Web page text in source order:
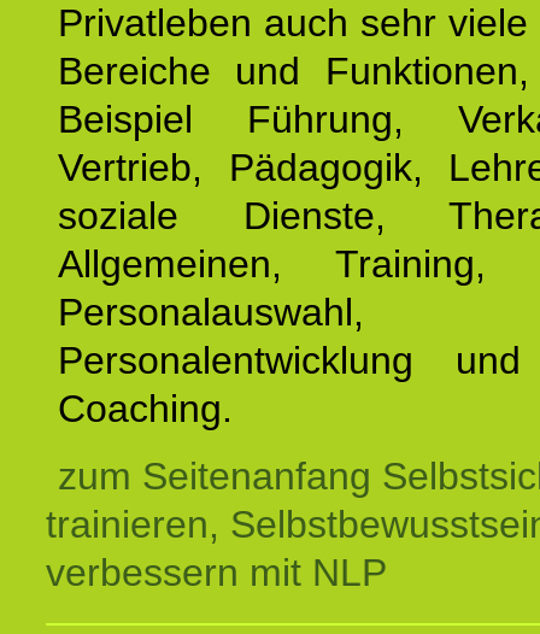
Privatleben auch sehr
Bereiche und
Beispiel Führung,
Vertrieb, Pädagogik,
soziale Dienste,
Allgemeinen, Training,
Personalauswahl,
Personalentwicklung
Coaching.
zum Seitenanfang
trainieren,
verbessern mit NLP